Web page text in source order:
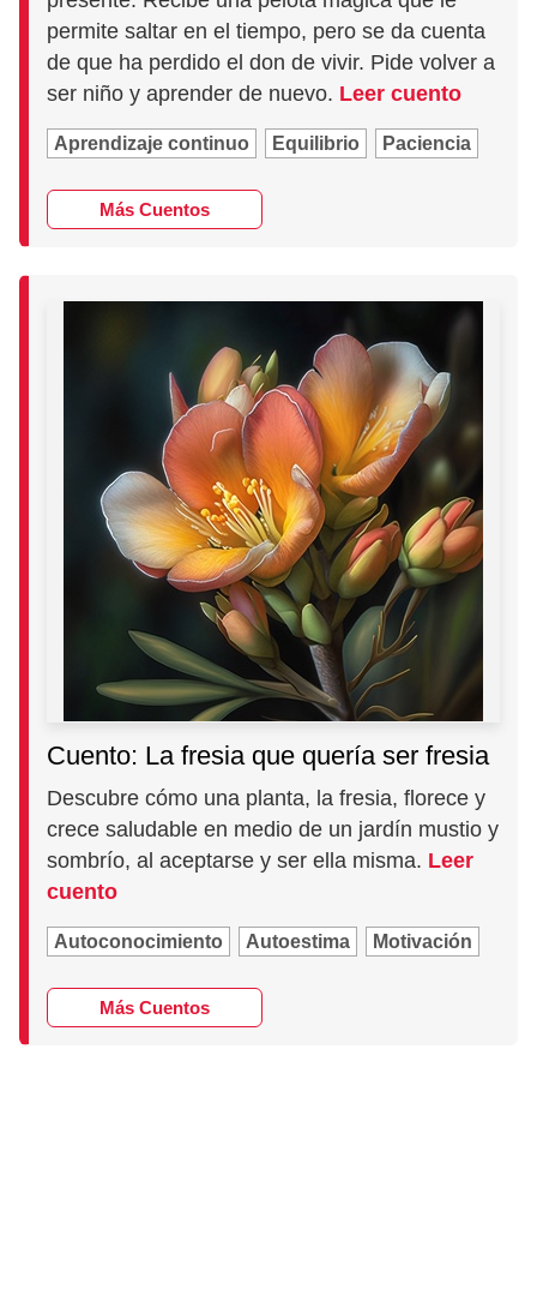
permite saltar en el tiempo, pero se da cuenta
de que ha perdido el don de vivir. Pide volver a
ser niño y aprender de nuevo. Leer cuento
Aprendizaje continuo Equilibrio Paciencia
Más Cuentos
Cuento: La fresia que quería ser fresia
Descubre cómo una planta, la fresia, florece y
crece saludable en medio de un jardín mustio y
sombrío, al aceptarse y ser ella misma. Leer
cuento
Autoconocimiento Autoestima Motivación
Más Cuentos